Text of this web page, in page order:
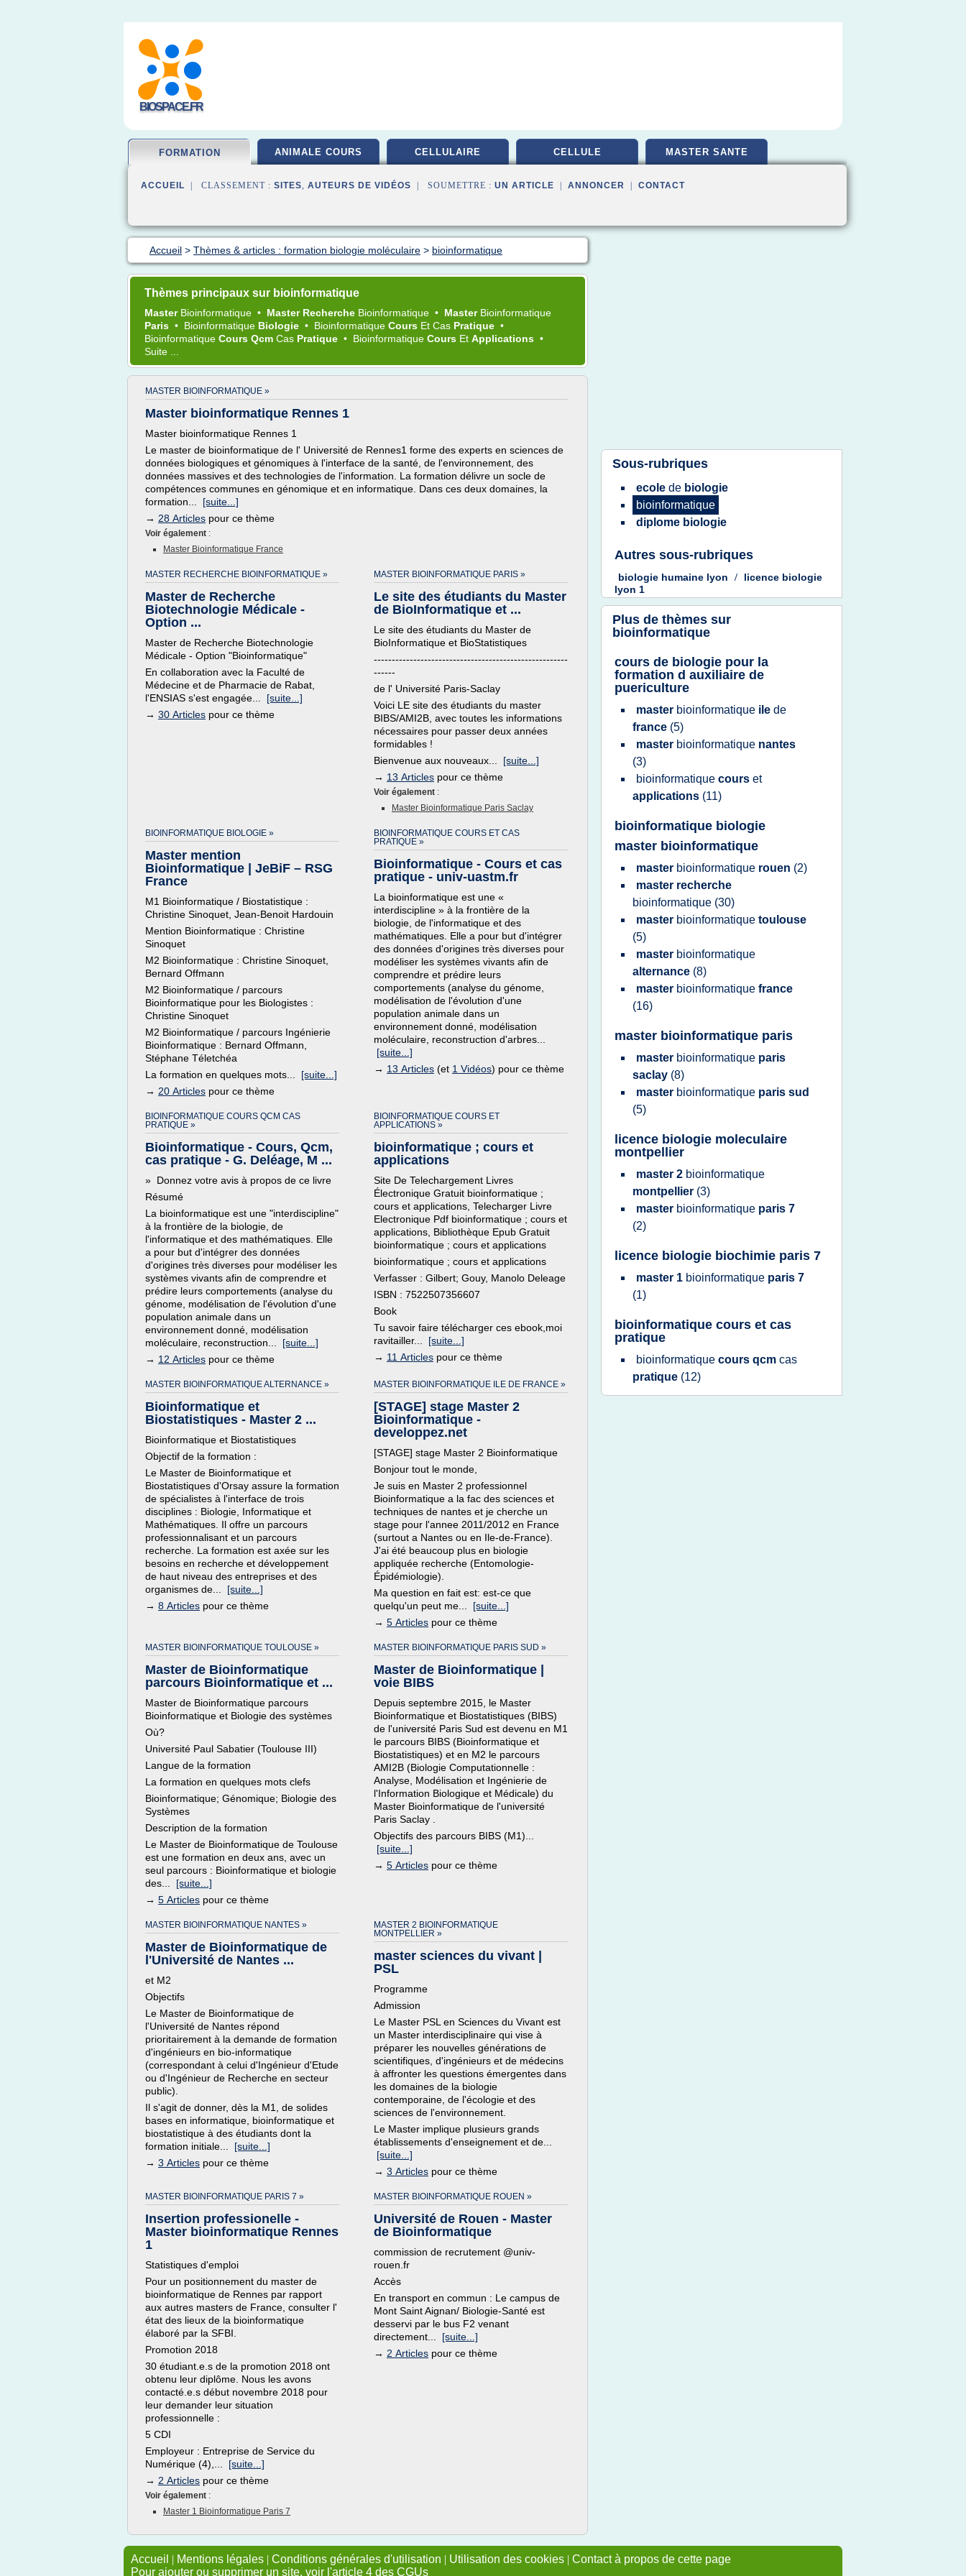
BIOSPACE.FR
FORMATION ANIMALE COURS CELLULAIRE CELLULE MASTER SANTE
ACCUEIL | CLASSEMENT : SITES, AUTEURS DE VIDÉOS | SOUMETTRE : UN ARTICLE ANNONCER CONTACT
Accueil > Thèmes & articles : formation biologie moléculaire > bioinformatique
Thèmes principaux sur bioinformatique
Master Bioinformatique • Master Recherche Bioinformatique • Master Bioinformatique
Paris • Bioinformatique Biologie • Bioinformatique Cours Et Cas Pratique •
Bioinformatique Cours Qcm Cas Pratique • Bioinformatique Cours Et Applications •
Suite ...
MASTER BIOINFORMATIQUE »
Master bioinformatique Rennes 1
Master bioinformatique Rennes 1
Le master de bioinformatique de l' Université de Rennes1 forme des experts en sciences de
données biologiques et génomiques à l'interface de la santé, de l'environnement, des
données massives et des technologies de l'information. La formation délivre un socle de
compétences communes en génomique et en informatique. Dans ces deux domaines, la
formation... [suite...]
→ 28 Articles pour ce thème
Voir également :
Master Bioinformatique France
MASTER RECHERCHE BIOINFORMATIQUE »
Master de Recherche
Biotechnologie Médicale -
Option ...
Master de Recherche Biotechnologie
Médicale - Option "Bioinformatique"
En collaboration avec la Faculté de
Médecine et de Pharmacie de Rabat,
l'ENSIAS s'est engagée... [suite...]
→ 30 Articles pour ce thème
MASTER BIOINFORMATIQUE PARIS »
Le site des étudiants du Master
de BioInformatique et ...
Le site des étudiants du Master de
BioInformatique et BioStatistiques
------------------------------------------------------
------
de l' Université Paris-Saclay
Voici LE site des étudiants du master
BIBS/AMI2B, avec toutes les informations
nécessaires pour passer deux années
formidables !
Bienvenue aux nouveaux... [suite...]
→ 13 Articles pour ce thème
Voir également :
Master Bioinformatique Paris Saclay
BIOINFORMATIQUE BIOLOGIE »
Master mention
Bioinformatique | JeBiF – RSG
France
M1 Bioinformatique / Biostatistique :
Christine Sinoquet, Jean-Benoit Hardouin
Mention Bioinformatique : Christine
Sinoquet
M2 Bioinformatique : Christine Sinoquet,
Bernard Offmann
M2 Bioinformatique / parcours
Bioinformatique pour les Biologistes :
Christine Sinoquet
M2 Bioinformatique / parcours Ingénierie
Bioinformatique : Bernard Offmann,
Stéphane Téletchéa
La formation en quelques mots... [suite...]
→ 20 Articles pour ce thème
BIOINFORMATIQUE COURS ET CAS
PRATIQUE »
Bioinformatique - Cours et cas
pratique - univ-uastm.fr
La bioinformatique est une «
interdiscipline » à la frontière de la
biologie, de l'informatique et des
mathématiques. Elle a pour but d'intégrer
des données d'origines très diverses pour
modéliser les systèmes vivants afin de
comprendre et prédire leurs
comportements (analyse du génome,
modélisation de l'évolution d'une
population animale dans un
environnement donné, modélisation
moléculaire, reconstruction d'arbres...
[suite...]
→ 13 Articles (et 1 Vidéos) pour ce thème
BIOINFORMATIQUE COURS QCM CAS
PRATIQUE »
Bioinformatique - Cours, Qcm,
cas pratique - G. Deléage, M ...
» Donnez votre avis à propos de ce livre
Résumé
La bioinformatique est une "interdiscipline"
à la frontière de la biologie, de
l'informatique et des mathématiques. Elle
a pour but d'intégrer des données
d'origines très diverses pour modéliser les
systèmes vivants afin de comprendre et
prédire leurs comportements (analyse du
génome, modélisation de l'évolution d'une
population animale dans un
environnement donné, modélisation
moléculaire, reconstruction... [suite...]
→ 12 Articles pour ce thème
BIOINFORMATIQUE COURS ET
APPLICATIONS »
bioinformatique ; cours et
applications
Site De Telechargement Livres
Électronique Gratuit bioinformatique ;
cours et applications, Telecharger Livre
Electronique Pdf bioinformatique ; cours et
applications, Bibliothèque Epub Gratuit
bioinformatique ; cours et applications
bioinformatique ; cours et applications
Verfasser : Gilbert; Gouy, Manolo Deleage
ISBN : 7522507356607
Book
Tu savoir faire télécharger ces ebook,moi
ravitailler... [suite...]
→ 11 Articles pour ce thème
MASTER BIOINFORMATIQUE ALTERNANCE »
Bioinformatique et
Biostatistiques - Master 2 ...
Bioinformatique et Biostatistiques
Objectif de la formation :
Le Master de Bioinformatique et
Biostatistiques d'Orsay assure la formation
de spécialistes à l'interface de trois
disciplines : Biologie, Informatique et
Mathématiques. Il offre un parcours
professionnalisant et un parcours
recherche. La formation est axée sur les
besoins en recherche et développement
de haut niveau des entreprises et des
organismes de... [suite...]
→ 8 Articles pour ce thème
MASTER BIOINFORMATIQUE ILE DE FRANCE »
[STAGE] stage Master 2
Bioinformatique -
developpez.net
[STAGE] stage Master 2 Bioinformatique
Bonjour tout le monde,
Je suis en Master 2 professionnel
Bioinformatique a la fac des sciences et
techniques de nantes et je cherche un
stage pour l'annee 2011/2012 en France
(surtout a Nantes ou en Ile-de-France).
J'ai été beaucoup plus en biologie
appliquée recherche (Entomologie-
Épidémiologie).
Ma question en fait est: est-ce que
quelqu'un peut me... [suite...]
→ 5 Articles pour ce thème
MASTER BIOINFORMATIQUE TOULOUSE »
Master de Bioinformatique
parcours Bioinformatique et ...
Master de Bioinformatique parcours
Bioinformatique et Biologie des systèmes
Où?
Université Paul Sabatier (Toulouse III)
Langue de la formation
La formation en quelques mots clefs
Bioinformatique; Génomique; Biologie des
Systèmes
Description de la formation
Le Master de Bioinformatique de Toulouse
est une formation en deux ans, avec un
seul parcours : Bioinformatique et biologie
des... [suite...]
→ 5 Articles pour ce thème
MASTER BIOINFORMATIQUE PARIS SUD »
Master de Bioinformatique |
voie BIBS
Depuis septembre 2015, le Master
Bioinformatique et Biostatistiques (BIBS)
de l'université Paris Sud est devenu en M1
le parcours BIBS (Bioinformatique et
Biostatistiques) et en M2 le parcours
AMI2B (Biologie Computationnelle :
Analyse, Modélisation et Ingénierie de
l'Information Biologique et Médicale) du
Master Bioinformatique de l'université
Paris Saclay .
Objectifs des parcours BIBS (M1)...
[suite...]
→ 5 Articles pour ce thème
MASTER BIOINFORMATIQUE NANTES »
Master de Bioinformatique de
l'Université de Nantes ...
et M2
Objectifs
Le Master de Bioinformatique de
l'Université de Nantes répond
prioritairement à la demande de formation
d'ingénieurs en bio-informatique
(correspondant à celui d'Ingénieur d'Etude
ou d'Ingénieur de Recherche en secteur
public).
Il s'agit de donner, dès la M1, de solides
bases en informatique, bioinformatique et
biostatistique à des étudiants dont la
formation initiale... [suite...]
→ 3 Articles pour ce thème
MASTER 2 BIOINFORMATIQUE
MONTPELLIER »
master sciences du vivant |
PSL
Programme
Admission
Le Master PSL en Sciences du Vivant est
un Master interdisciplinaire qui vise à
préparer les nouvelles générations de
scientifiques, d'ingénieurs et de médecins
à affronter les questions émergentes dans
les domaines de la biologie
contemporaine, de l'écologie et des
sciences de l'environnement.
Le Master implique plusieurs grands
établissements d'enseignement et de...
[suite...]
→ 3 Articles pour ce thème
MASTER BIOINFORMATIQUE PARIS 7 »
Insertion professionelle -
Master bioinformatique Rennes
1
Statistiques d'emploi
Pour un positionnement du master de
bioinformatique de Rennes par rapport
aux autres masters de France, consulter l'
état des lieux de la bioinformatique
élaboré par la SFBI.
Promotion 2018
30 étudiant.e.s de la promotion 2018 ont
obtenu leur diplôme. Nous les avons
contacté.e.s début novembre 2018 pour
leur demander leur situation
professionnelle :
5 CDI
Employeur : Entreprise de Service du
Numérique (4),... [suite...]
→ 2 Articles pour ce thème
Voir également :
Master 1 Bioinformatique Paris 7
MASTER BIOINFORMATIQUE ROUEN »
Université de Rouen - Master
de Bioinformatique
commission de recrutement @univ-
rouen.fr
Accès
En transport en commun : Le campus de
Mont Saint Aignan/ Biologie-Santé est
desservi par le bus F2 venant
directement... [suite...]
→ 2 Articles pour ce thème
Sous-rubriques
ecole de biologie
bioinformatique
diplome biologie
Autres sous-rubriques
biologie humaine lyon /
licence biologie
lyon 1
Plus de thèmes sur
bioinformatique
cours de biologie pour la
formation d auxiliaire de
puericulture
master bioinformatique ile de
france (5)
master bioinformatique nantes
(3)
bioinformatique cours et
applications (11)
bioinformatique biologie
master bioinformatique
master bioinformatique rouen (2)
master recherche
bioinformatique (30)
master bioinformatique toulouse
(5)
master bioinformatique
alternance (8)
master bioinformatique france
(16)
master bioinformatique paris
master bioinformatique paris
saclay (8)
master bioinformatique paris sud
(5)
licence biologie moleculaire
montpellier
master 2 bioinformatique
montpellier (3)
master bioinformatique paris 7
(2)
licence biologie biochimie paris 7
master 1 bioinformatique paris 7
(1)
bioinformatique cours et cas
pratique
bioinformatique cours qcm cas
pratique (12)
Accueil | Mentions légales | Conditions générales d'utilisation | Utilisation des cookies | Contact à propos de cette page
Pour ajouter ou supprimer un site, voir l'article 4 des CGUs